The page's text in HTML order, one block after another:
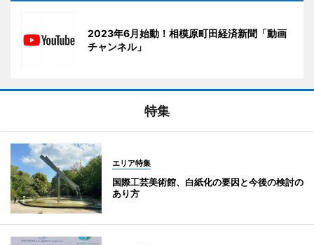
2023年6月始動！相模原町田経済新聞「動画
チャンネル」
特集
エリア特集
国際工芸美術館、白紙化の要因と今後の検討の
あり方